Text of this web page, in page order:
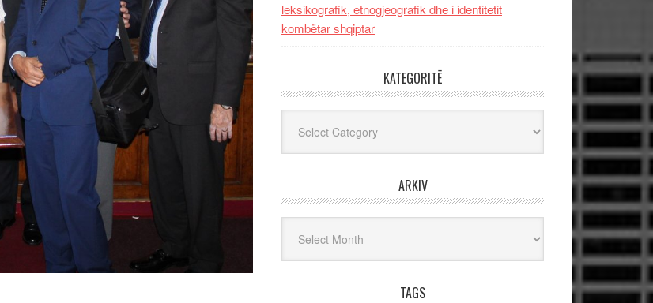
leksikografik, etnogjeografik dhe i identitetit
kombëtar shqiptar
KATEGORITË
ARKIV
TAGS